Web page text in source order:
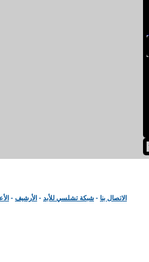
الاتصال بنا- شبكة تشلسي للأبد -الأرشيف-الأعلى